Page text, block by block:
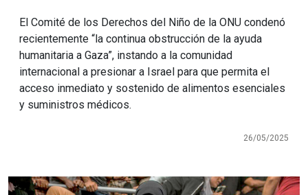
El Comité de los Derechos del Niño de la ONU condenó
recientemente “la continua obstrucción de la ayuda
humanitaria a Gaza”, instando a la comunidad
internacional a presionar a Israel para que permita el
acceso inmediato y sostenido de alimentos esenciales
y suministros médicos.
26/05/2025
Imagen